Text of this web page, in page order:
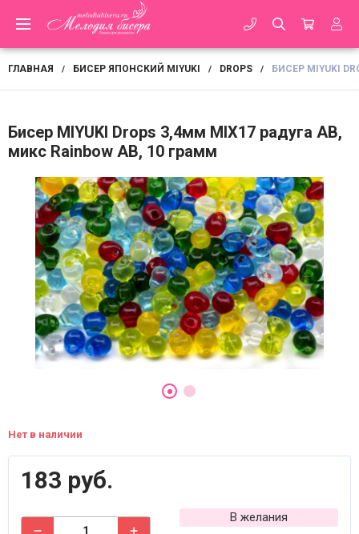
ГЛАВНАЯ / БИСЕР ЯПОНСКИЙ MIYUKI / DROPS / БИСЕР MIYUKI
Бисер MIYUKI Drops 3,4мм MIX17 радуга АВ,
микс Rainbow AB, 10 грамм
Нет в наличии
183 руб.
В желания